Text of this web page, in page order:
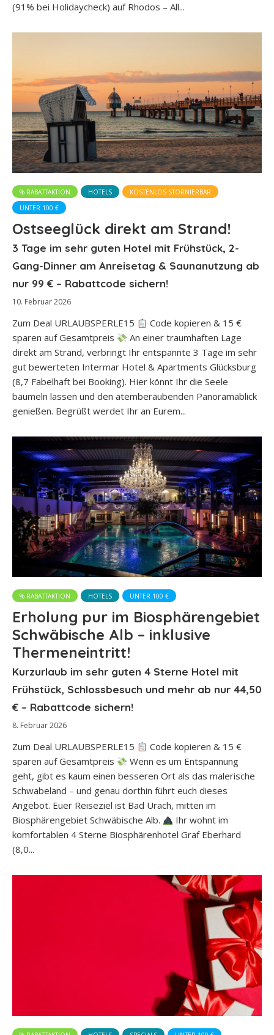
(91% bei Holidaycheck) auf Rhodos – All...
% RABATTAKTION HOTELS
KOSTENLOS STORNIERBAR
UNTER 100 €
Ostseeglück direkt am Strand!
3 Tage im sehr guten Hotel mit Frühstück, 2-
Gang-Dinner am Anreisetag & Saunanutzung ab
nur 99 € – Rabattcode sichern!
10. Februar 2026
Zum Deal URLAUBSPERLE15
Code kopieren & 15 €
sparen auf Gesamtpreis
An einer traumhaften Lage
direkt am Strand, verbringt Ihr entspannte 3 Tage im sehr
gut bewerteten Intermar Hotel & Apartments Glücksburg
(8,7 Fabelhaft bei Booking). Hier könnt Ihr die Seele
baumeln lassen und den atemberaubenden Panoramablick
genießen. Begrüßt werdet Ihr an Eurem...
% RABATTAKTION HOTELS UNTER 100 €
Erholung pur im Biosphärengebiet
Schwäbische Alb – inklusive
Thermeneintritt!
Kurzurlaub im sehr guten 4 Sterne Hotel mit
Frühstück, Schlossbesuch und mehr ab nur 44,50
€ – Rabattcode sichern!
8. Februar 2026
Zum Deal URLAUBSPERLE15
Code kopieren & 15 €
sparen auf Gesamtpreis
Wenn es um Entspannung
geht, gibt es kaum einen besseren Ort als das malerische
Schwabeland – und genau dorthin führt euch dieses
Angebot. Euer Reiseziel ist Bad Urach, mitten im
Biosphärengebiet Schwäbische Alb.
Ihr wohnt im
komfortablen 4 Sterne Biosphärenhotel Graf Eberhard
(8,0...